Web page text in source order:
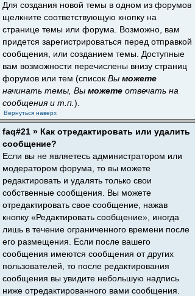
Для создания новой темы в одном из форумов
щелкните соответствующую кнопку на
странице темы или форума. Возможно, вам
придется зарегистрироваться перед отправкой
сообщения, или созданием темы. Доступные
вам возможности перечислены внизу страниц
форумов или тем (список Вы можете
начинать темы, Вы можете отвечать на
сообщения и т.п. ).
Вернуться наверх
faq#21 » Как отредактировать или удалить
сообщение?
Если вы не являетесь администратором или
модератором форума, то вы можете
редактировать и удалять только свои
собственные сообщения. Вы можете
отредактировать свое сообщение, нажав
кнопку «Редактировать сообщение», иногда
лишь в течение ограниченного времени после
его размещения. Если после вашего
сообщения имеются сообщения от других
пользователей, то после редактирования
сообщения вы увидите небольшую надпись
ниже отредактированного вами сообщения.